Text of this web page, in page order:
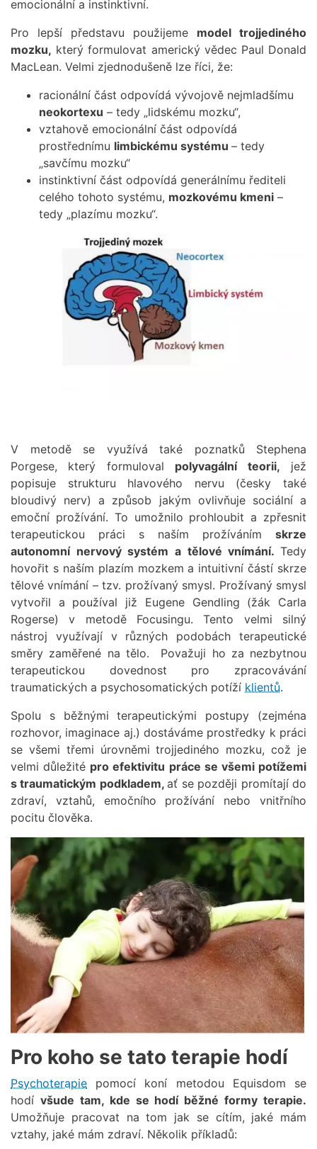
emocionální a instinktivní.
Pro lepší představu použijeme model trojjediného
mozku, který formulovat americký vědec Paul Donald
MacLean. Velmi zjednodušeně lze říci, že:
racionální část odpovídá vývojově nejmladšímu
neokortexu – tedy „lidskému mozku“,
vztahově emocionální část odpovídá
prostřednímu limbickému systému – tedy
„savčímu mozku“
instinktivní část odpovídá generálnímu řediteli
celého tohoto systému, mozkovému kmeni –
tedy „plazímu mozku“.
V metodě se využívá také poznatků Stephena
Porgese, který formuloval polyvagální teorii, jež
popisuje strukturu hlavového nervu (česky také
bloudivý nerv) a způsob jakým ovlivňuje sociální a
emoční prožívání. To umožnilo prohloubit a zpřesnit
terapeutickou práci s naším prožíváním skrze
autonomní nervový systém a tělové vnímání. Tedy
hovořit s naším plazím mozkem a intuitivní částí skrze
tělové vnímání – tzv. prožívaný smysl. Prožívaný smysl
vytvořil a používal již Eugene Gendling (žák Carla
Rogerse) v metodě Focusingu. Tento velmi silný
nástroj využívají v různých podobách terapeutické
směry zaměřené na tělo. Považuji ho za nezbytnou
terapeutickou dovednost pro zpracovávání
traumatických a psychosomatických potíží klientů.
Spolu s běžnými terapeutickými postupy (zejména
rozhovor, imaginace aj.) dostáváme prostředky k práci
se všemi třemi úrovněmi trojjediného mozku, což je
velmi důležité pro efektivitu práce se všemi potížemi
s traumatickým podkladem,ať se později promítají do
zdraví, vztahů, emočního prožívání nebo vnitřního
pocitu člověka.
Obrázek
Pro koho se tato terapie hodí
Psychoterapie pomocí koní metodou Equisdom se
hodí všude tam, kde se hodí běžné formy terapie.
Umožňuje pracovat na tom jak se cítím, jaké mám
vztahy, jaké mám zdraví. Několik příkladů: